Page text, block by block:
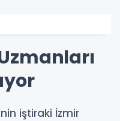
iştiraki İzmir